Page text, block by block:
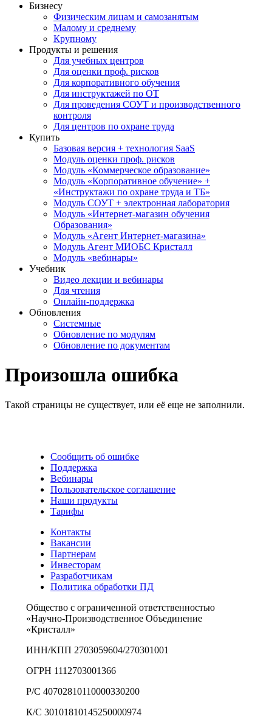
Бизнесу
Физическим лицам и самозанятым
Малому и среднему
Крупному
Продукты и решения
Для учебных центров
Для оценки проф. рисков
Для корпоративного обучения
Для инструктажей по ОТ
Для проведения СОУТ и производственного
контроля
Для центров по охране труда
Купить
Базовая версия + технология SaaS
Модуль оценки проф. рисков
Модуль «Коммерческое образование»
Модуль «Корпоративное обучение» +
«Инструктажи по охране труда и ТБ»
Модуль СОУТ + электронная лаборатория
Модуль «Интернет-магазин обучения
Образования»
Модуль «Агент Интернет-магазина»
Модуль Агент МИОБС Кристалл
Модуль «вебинары»
Учебник
Видео лекции и вебинары
Для чтения
Онлайн-поддержка
Обновления
Системные
Обновление по модулям
Обновление по документам
Произошла ошибка
Такой страницы не существует, или её еще не заполнили.
Сообщить об ошибке
Поддержка
Вебинары
Пользовательское соглашение
Наши продукты
Тарифы
Контакты
Вакансии
Партнерам
Инвесторам
Разработчикам
Политика обработки ПД
Общество с ограниченной ответственностью
«Научно-Производственное Объединение
«Кристалл»
ИНН/КПП 2703059604/270301001
ОГРН 1112703001366
Р/С 40702810110000330200
К/С 30101810145250000974